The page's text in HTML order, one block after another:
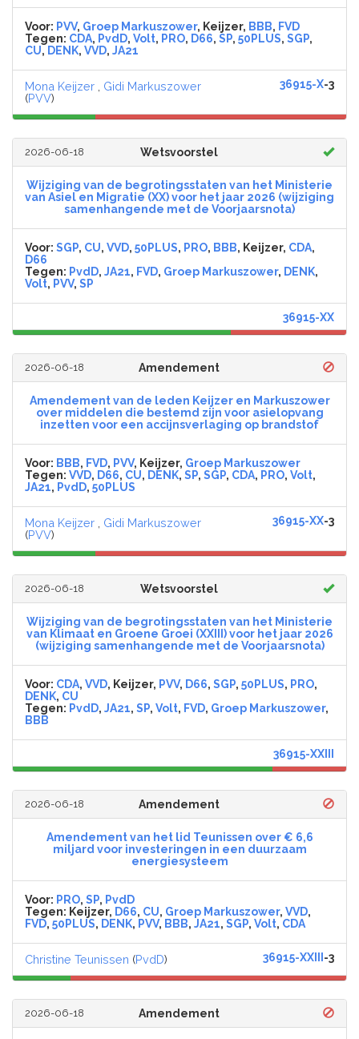
Voor: PVV, Groep Markuszower, Keijzer, BBB, FVD
Tegen: CDA, PvdD, Volt, PRO, D66, SP, 50PLUS, SGP,
CU, DENK, VVD, JA21
Mona Keijzer
Gidi Markuszower
(PVV)
36915-X-3
2026-06-18 Wetsvoorstel
Wijziging van de begrotingsstaten van het Ministerie
van Asiel en Migratie (XX) voor het jaar 2026 (wijziging
samenhangende met de Voorjaarsnota)
Voor: SGP, CU, VVD, 50PLUS, PRO, BBB, Keijzer, CDA,
D66
Tegen: PvdD, JA21, FVD, Groep Markuszower, DENK,
Volt, PVV, SP
36915-XX
2026-06-18 Amendement
Amendement van de leden Keijzer en Markuszower
over middelen die bestemd zijn voor asielopvang
inzetten voor een accijnsverlaging op brandstof
Voor: BBB, FVD, PVV, Keijzer, Groep Markuszower
Tegen: VVD, D66, CU, DENK, SP, SGP, CDA, PRO, Volt,
JA21, PvdD, 50PLUS
Mona Keijzer
Gidi Markuszower
(PVV)
36915-XX-3
2026-06-18 Wetsvoorstel
Wijziging van de begrotingsstaten van het Ministerie
van Klimaat en Groene Groei (XXIII) voor het jaar 2026
(wijziging samenhangende met de Voorjaarsnota)
Voor: CDA, VVD, Keijzer, PVV, D66, SGP, 50PLUS, PRO,
DENK, CU
Tegen: PvdD, JA21, SP, Volt, FVD, Groep Markuszower,
BBB
36915-XXIII
2026-06-18 Amendement
Amendement van het lid Teunissen over € 6,6
miljard voor investeringen in een duurzaam
energiesysteem
Voor: PRO, SP, PvdD
Tegen: Keijzer, D66, CU, Groep Markuszower, VVD,
FVD, 50PLUS, DENK, PVV, BBB, JA21, SGP, Volt, CDA
Christine Teunissen (PvdD) 36915-XXIII -3
2026-06-18 Amendement